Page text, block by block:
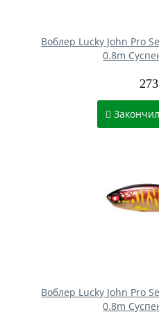
Воблер Lucky John Pro
0.8m
Воблер Lucky John Pro
0.8m